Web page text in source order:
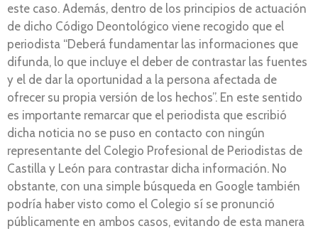
este caso. Además, dentro de los principios de actuación
de dicho Código Deontológico viene recogido que el
periodista “Deberá fundamentar las informaciones que
difunda, lo que incluye el deber de contrastar las fuentes
y el de dar la oportunidad a la persona afectada de
ofrecer su propia versión de los hechos”. En este sentido
es importante remarcar que el periodista que escribió
dicha noticia no se puso en contacto con ningún
representante del Colegio Profesional de Periodistas de
Castilla y León para contrastar dicha información. No
obstante, con una simple búsqueda en Google también
podría haber visto como el Colegio sí se pronunció
públicamente en ambos casos, evitando de esta manera